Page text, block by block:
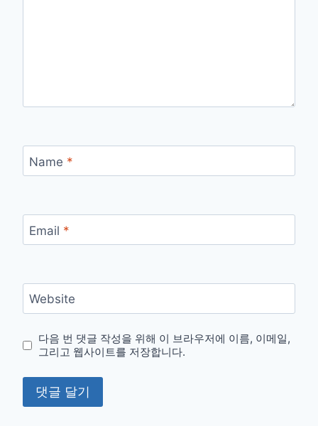
Name *
Email *
Website
다음 번 댓글 작성을 위해 이 브라우저에 이름, 이메일,
그리고 웹사이트를 저장합니다.